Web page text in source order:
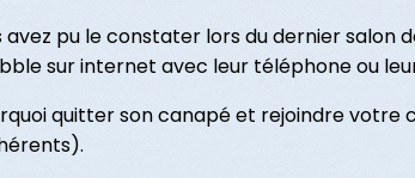
avez pu le constater lors du dernier salon
sur internet avec leur téléphone ou
quitter son canapé et rejoindre votre